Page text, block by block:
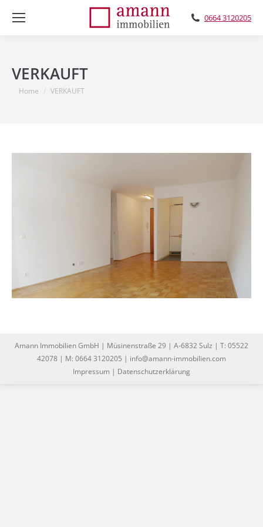
0664 3120205
VERKAUFT
You are here:
Home VERKAUFT
Amann Immobilien GmbH | Müsinenstraße 29 | A-6832 Sulz | T: 05522
42078 | M: 0664 3120205 | info@amann-immobilien.com
Impressum | Datenschutzerklärung